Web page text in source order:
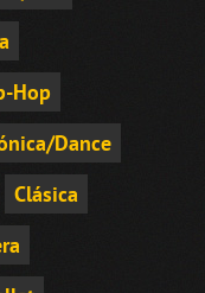
Hop
Dance
Clásica